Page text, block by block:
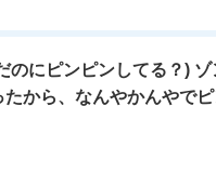
のにピンピンしてる？) ゾ
たから、なんやかんやで